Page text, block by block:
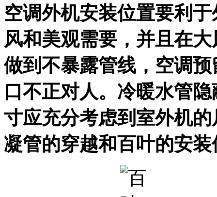
空调外机安装位置要利
风和美观需要，并且在
做到不暴露管线，空调
口不正对人。冷暖水管
寸应充分考虑到室外机
凝管的穿越和百叶的安装